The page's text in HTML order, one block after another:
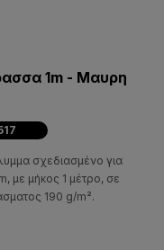
1m - Μαυρη
σχεδιασμένο για
με μήκος 1 μέτρο, σε
190 g/m².